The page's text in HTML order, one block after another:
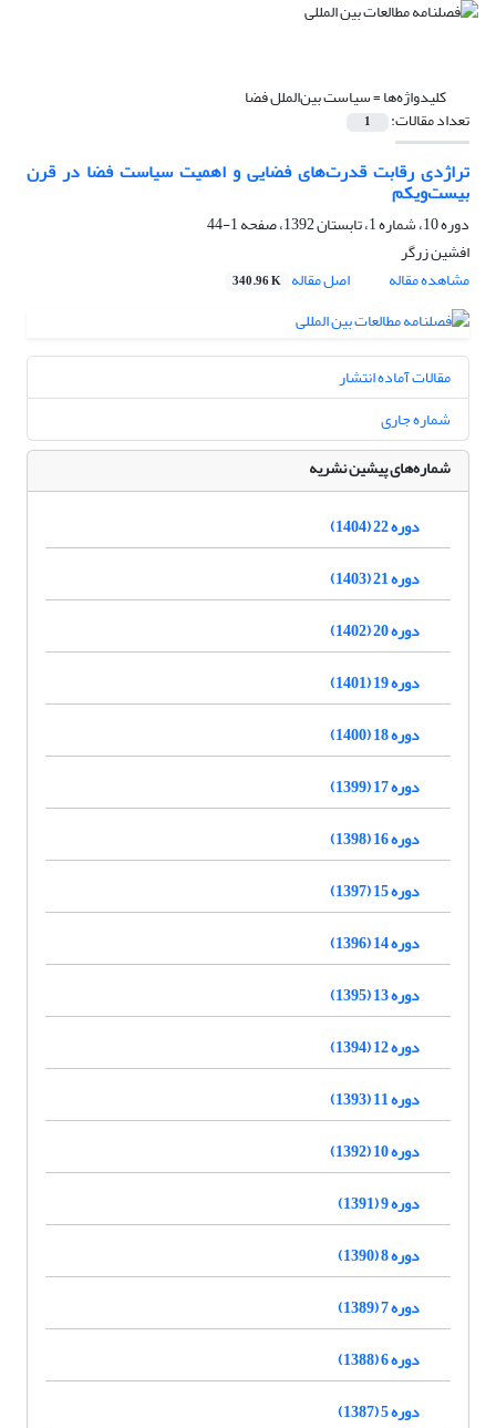
کلیدواژه‌ها =سیاست بین‌الملل فضا
تعداد مقالات: 1
تراژدی رقابت قدرت‌های فضایی و اهمیت سیاست فضا در قرن
بیست‌ویکم
دوره 10، شماره 1، تابستان 1392، صفحه
1-44
افشین زرگر
مشاهده مقاله
اصل مقاله 340.96 K
مقالات آماده انتشار
شماره جاری
شماره‌های پیشین نشریه
دوره 22 (1404)
دوره 21 (1403)
دوره 20 (1402)
دوره 19 (1401)
دوره 18 (1400)
دوره 17 (1399)
دوره 16 (1398)
دوره 15 (1397)
دوره 14 (1396)
دوره 13 (1395)
دوره 12 (1394)
دوره 11 (1393)
دوره 10 (1392)
دوره 9 (1391)
دوره 8 (1390)
دوره 7 (1389)
دوره 6 (1388)
دوره 5 (1387)